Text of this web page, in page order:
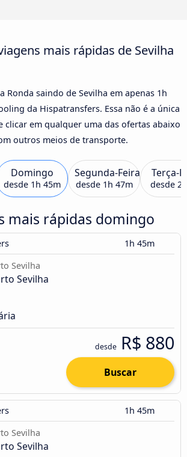
mais rápidas de Sevilha
Ronda saindo de Sevilha em apenas 1h
da Hispatransfers. Essa não é a única
clicar em qualquer uma das ofertas abaixo
outros meios de transporte.
Domingo
desde 1h 45m
Segunda-Feira
desde 1h 47m
Terça-
desde
mais rápidas domingo
1h 45m
Sevilha
Sevilha
desde R$ 880
Buscar
1h 45m
Sevilha
Sevilha